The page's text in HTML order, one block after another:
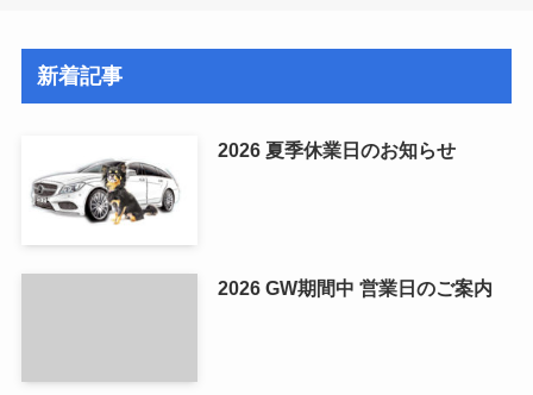
新着記事
2026 夏季休業日のお知らせ
2026 GW期間中 営業日のご案内